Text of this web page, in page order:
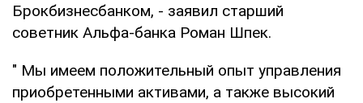
Брокбизнесбанком, - заявил старший
советник Альфа-банка Роман Шпек.
" Мы имеем положительный опыт управления
приобретенными активами, а также высокий